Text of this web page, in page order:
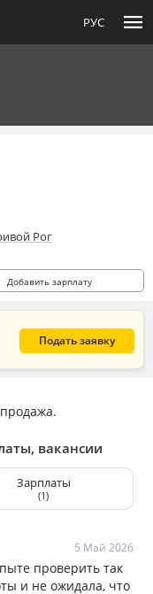
РУС menu
Рог
Добавить зарплату
Подать заявку
вакансии
Зарплаты
(1)
5 Май 2026
проверить так
и не ожидала, что